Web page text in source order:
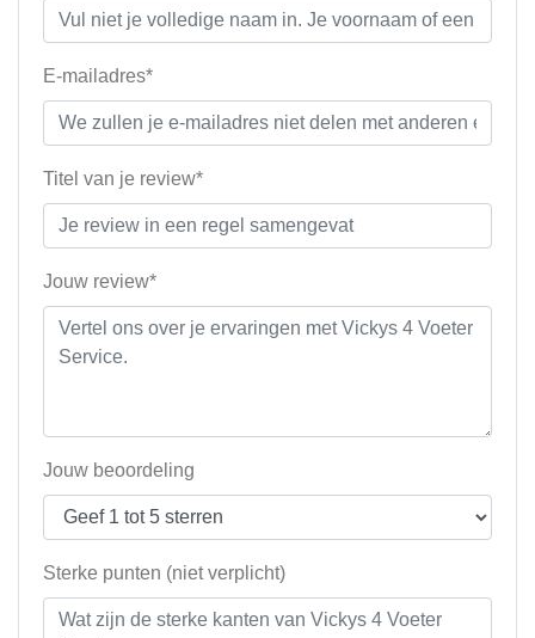
E-mailadres*
Titel van je review*
Jouw review*
Jouw beoordeling
Sterke punten (niet verplicht)